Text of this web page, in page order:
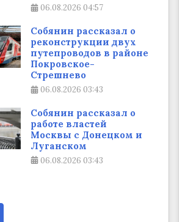
06.08.2026 04:57
Собянин рассказал о
реконструкции двух
путепроводов в районе
Покровское-
Стрешнево
06.08.2026 03:43
Собянин рассказал о
работе властей
Москвы с Донецком и
Луганском
06.08.2026 03:43